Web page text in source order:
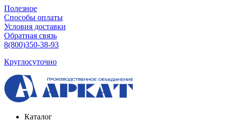
Полезное
Способы оплаты
Условия доставки
Обратная связь
8(800)350-38-93
Круглосуточно
Каталог